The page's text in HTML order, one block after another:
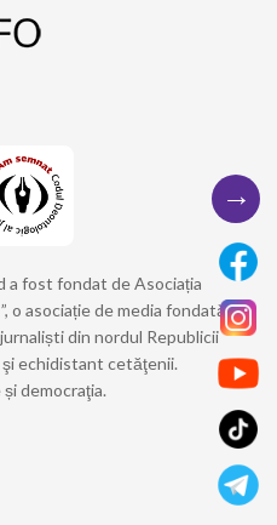
a fost fondat de Asociația
o asociație de media fondată în
din nordul Republicii
echidistant cetăţenii.
democraţia.
→